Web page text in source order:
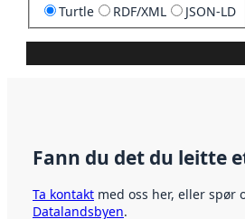
Turtle RDF/XML JSON-LD
Fann du det du leitte
Ta kontakt med oss her, eller spør
Datalandsbyen.